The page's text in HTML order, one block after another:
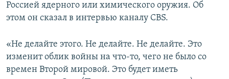
Россией ядерного или химического оружия. Об
этом он сказал в интервью каналу CBS.
«Не делайте этого. Не делайте. Не делайте. Это
изменит облик войны на что-то, чего не было со
времен Второй мировой. Это будет иметь